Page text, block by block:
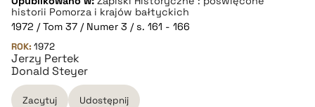
pobierz cytat
BIBTEX
historii Pomorza i krajów bałtyckich
1972 / Tom 37 / Numer 3 / s. 161 - 166
ROK: 1972
Jerzy Pertek
Donald Steyer
Zacytuj Udostępnij